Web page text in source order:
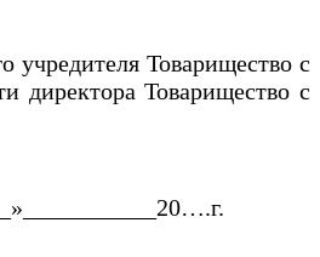
Товарищество с
Товарищество с